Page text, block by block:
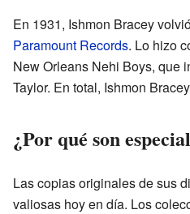
En 1931, Ishmon Bracey
Paramount Records. Lo hizo
New Orleans Nehi Boys, que
Taylor. En total, Ishmon
¿Por qué son
Las copias originales de sus
valiosas hoy en día. Los